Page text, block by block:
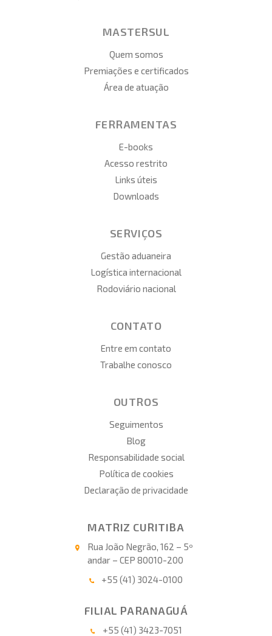
MASTERSUL
Quem somos
Premiações e certificados
Área de atuação
FERRAMENTAS
E-books
Acesso restrito
Links úteis
Downloads
SERVIÇOS
Gestão aduaneira
Logística internacional
Rodoviário nacional
CONTATO
Entre em contato
Trabalhe conosco
OUTROS
Seguimentos
Blog
Responsabilidade social
Política de cookies
Declaração de privacidade
MATRIZ CURITIBA
Rua João Negrão, 162 – 5º
andar – CEP 80010-200
+55 (41) 3024-0100
FILIAL PARANAGUÁ
+55 (41) 3423-7051